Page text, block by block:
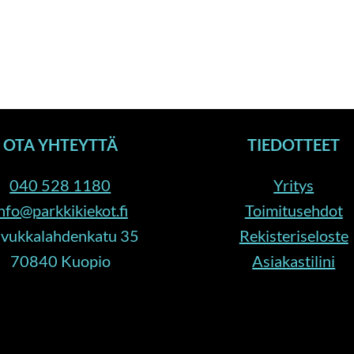
OTA YHTEYTTÄ
040 528 1180
35
70840 Kuopio
TIEDOTTEET
Yritys
Toimitusehdot
Rekisteriseloste
Asiakastilini